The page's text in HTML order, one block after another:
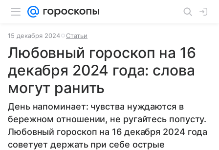
15 декабря 2024 Статьи
Любовный гороскоп на 16
декабря 2024 года: слова
могут ранить
День напоминает: чувства нуждаются в
бережном отношении, не ругайтесь попусту.
Любовный гороскоп на 16 декабря 2024 года
советует держать при себе острые